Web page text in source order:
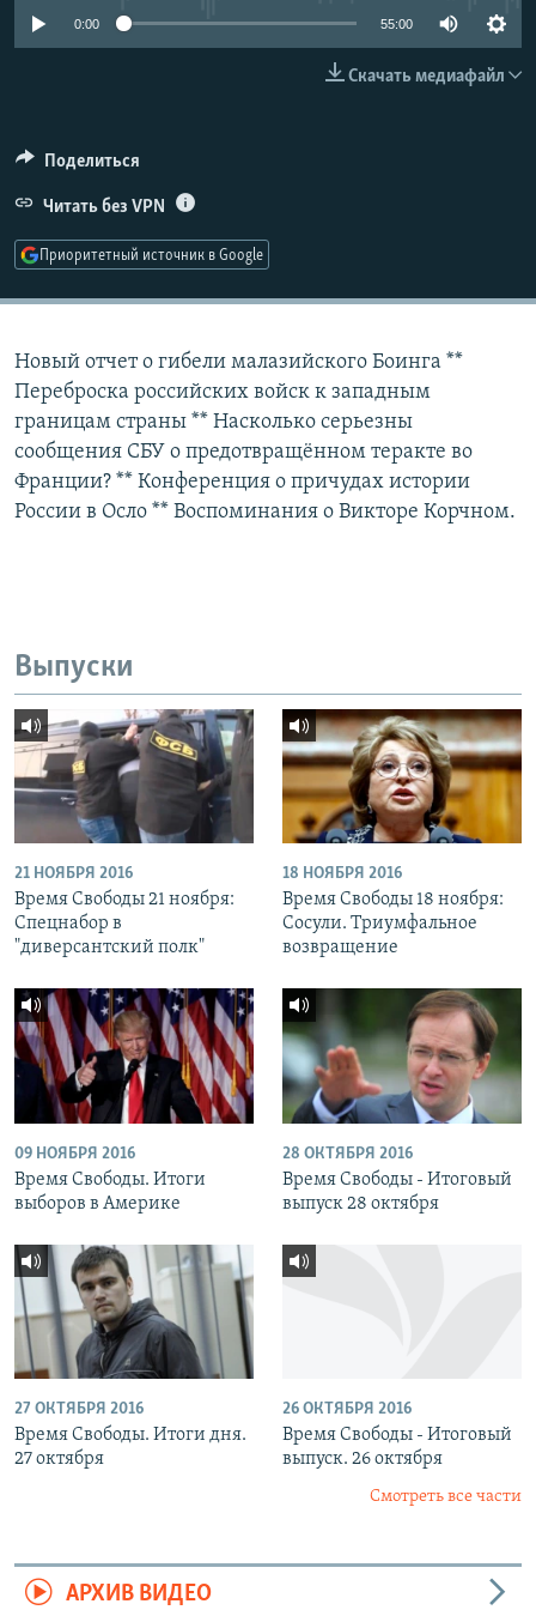
РАСПИСАНИЕ ВЕЩАНИЯ
0:00 55:00
Скачать медиафайл
Поделиться
Читать без VPN
Приоритетный источник в Google
Новый отчет о гибели малазийского Боинга **
Переброска российских войск к западным
границам страны ** Насколько серьезны
сообщения СБУ о предотвращённом теракте во
Франции? ** Конференция о причудах истории
России в Осло ** Воспоминания о Викторе Корчном.
Выпуски
21 НОЯБРЯ 2016
Время Свободы 21 ноября:
Спецнабор в
"диверсантский полк"
18 НОЯБРЯ 2016
Время Свободы 18 ноября:
Сосули. Триумфальное
возвращение
09 НОЯБРЯ 2016
Время Свободы. Итоги
выборов в Америке
28 ОКТЯБРЯ 2016
Время Свободы - Итоговый
выпуск 28 октября
27 ОКТЯБРЯ 2016
Время Свободы. Итоги дня.
27 октября
26 ОКТЯБРЯ 2016
Время Свободы - Итоговый
выпуск. 26 октября
Смотреть все части
АРХИВ ВИДЕО